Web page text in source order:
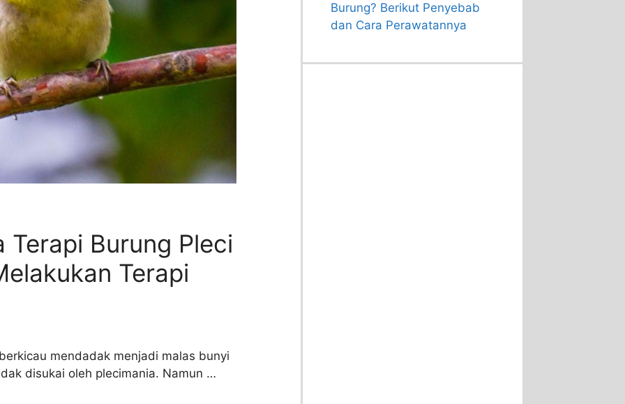
Terapi Burung Pleci
Terapi
mendadak menjadi malas bunyi
disukai oleh plecimania. Namun …
Burung? Berikut Penyebab
dan Cara Perawatannya